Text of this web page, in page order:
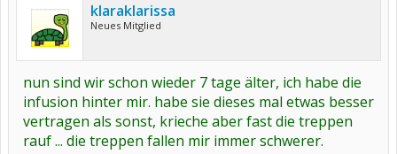
klaraklarissa
Neues Mitglied
nun sind wir schon wieder 7 tage älter, ich habe die
infusion hinter mir. habe sie dieses mal etwas besser
vertragen als sonst, krieche aber fast die treppen
rauf ... die treppen fallen mir immer schwerer.